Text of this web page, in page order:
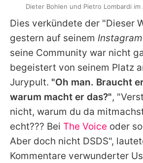
Dies verkündete der "Dieser
gestern auf seinem Instagram
seine Community war nicht
begeistert von seinem Platz
Jurypult. "Oh man. Braucht
warum macht er das?",
nicht, warum du da
echt??? Bei The Voice oder
Aber doch nicht DSDS",
Kommentare verwunderter
Dieter Bohlen und Pietro Lombardi im